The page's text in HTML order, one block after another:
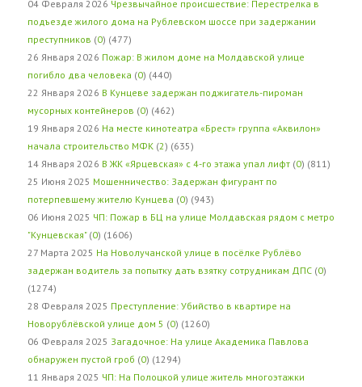
04 Февраля 2026 Чрезвычайное происшествие: Перестрелка в
подъезде жилого дома на Рублевском шоссе при задержании
преступников (0) (477)
26 Января 2026 Пожар: В жилом доме на Молдавской улице
погибло два человека (0) (440)
22 Января 2026 В Кунцеве задержан поджигатель-пироман
мусорных контейнеров (0) (462)
19 Января 2026 На месте кинотеатра «Брест» группа «Аквилон»
начала строительство МФК (2) (635)
14 Января 2026 В ЖК «Ярцевская» с 4-го этажа упал лифт (0) (811)
25 Июня 2025 Мошенничество: Задержан фигурант по
потерпевшему жителю Кунцева (0) (943)
06 Июня 2025 ЧП: Пожар в БЦ на улице Молдавская рядом с метро
"Кунцевская" (0) (1606)
27 Марта 2025 На Новолучанской улице в посёлке Рублёво
задержан водитель за попытку дать взятку сотрудникам ДПС (0)
(1274)
28 Февраля 2025 Преступление: Убийство в квартире на
Новорублёвской улице дом 5 (0) (1260)
06 Февраля 2025 Загадочное: На улице Академика Павлова
обнаружен пустой гроб (0) (1294)
11 Января 2025 ЧП: На Полоцкой улице житель многоэтажки